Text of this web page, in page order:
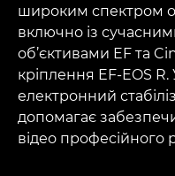
широким спектром
включно із
об’єктивами EF та
кріплення EF-EOS
електронний
допомагає
відео професійного